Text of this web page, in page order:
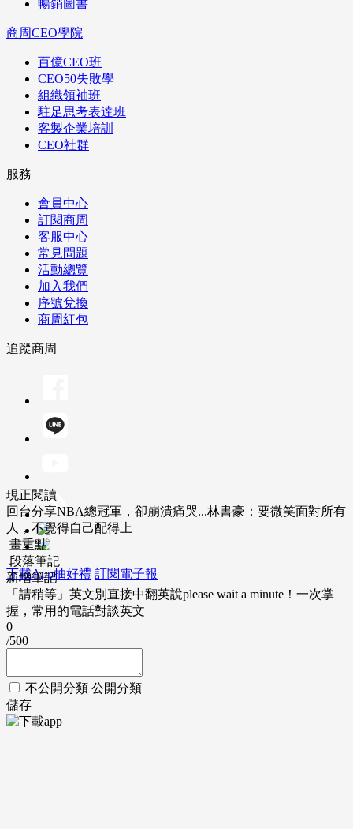
暢銷圖書
商周CEO學院
百億CEO班
CEO50失敗學
組織領袖班
駐足思考表達班
客製企業培訓
CEO社群
服務
會員中心
訂閱商周
客服中心
常見問題
活動總覽
加入我們
序號兌換
商周紅包
追蹤商周
下載App抽好禮 訂閱電子報
現正閱讀
回台分享NBA總冠軍，卻崩潰痛哭...林書豪：要微笑面對所有
人，不覺得自己配得上
畫重點
段落筆記
新增筆記
「請稍等」英文別直接中翻英說please wait a minute！一次掌
握，常用的電話對談英文
0
/500
不公開分類 公開分類
儲存